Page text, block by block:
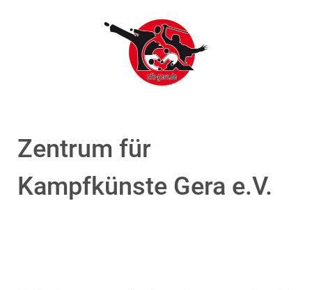
Zentrum für
Kampfkünste Gera e.V.